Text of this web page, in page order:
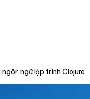
ngữ lập trình Clojure